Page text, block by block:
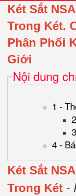
Két Sắt
Trong Két.
Phân Phối
Giới
Nội dung
1 -
4 -
Két Sắt
Trong Két -